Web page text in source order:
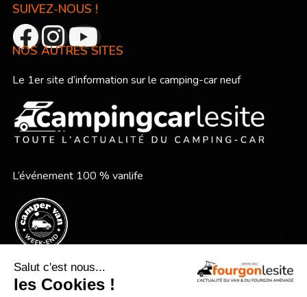
SUIVEZ-NOUS !
NOS AUTRES SITES
Le 1er site d’information sur le camping-car neuf
L’événement 100 % vanlife
Le festival vanlife en bord de mer